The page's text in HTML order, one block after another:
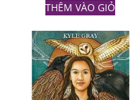
THÊM VÀO GIỎ